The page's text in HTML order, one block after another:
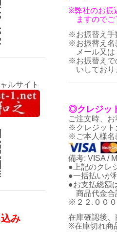
※弊社のお振
ますのでご
※お振替え手
※お振替え名
メール又は
※お振替えで
いしてお
◎クレジッ
ご注文時、
※クレジット
※ご本人様名
備考: VISA /
●上記のクレ
●一括払いが
●お支払総額
商品代金合
※２２.００
在庫確認後
※在庫切れ商
ルサイト
み